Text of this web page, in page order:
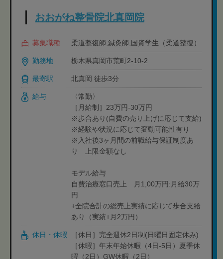
おおがね整骨院北真岡院
募集職種 柔道整復師,鍼灸師,国資学生（柔道整復）
勤務地 栃木県真岡市荒町2-10-2
最寄駅 北真岡 徒歩3分
給与
〈常勤〉
［月給制］23万円-30万円
※歩合あり(自費の売り上げに応じて支給)
※経験や状況に応じて変動可能性有り
※入社後3ヶ月間の前職給与保証制度あ
り 上限金額なし
モデル給与
自費治療窓口売上 月1,00万円:月給30万
円
+全院合計の総売上実績に応じて歩合支給
あり（実績+月2万円）
休日・休暇
［休日］完全週休2日制(日曜日固定休み)
［休暇］年末年始休暇（4日-5日）夏季休
暇（2日）GW休暇（2日）